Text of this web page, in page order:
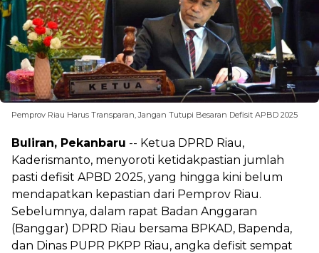
Pemprov Riau Harus Transparan, Jangan Tutupi Besaran Defisit APBD 2025
Buliran, Pekanbaru -- Ketua DPRD Riau,
Kaderismanto, menyoroti ketidakpastian jumlah
pasti defisit APBD 2025, yang hingga kini belum
mendapatkan kepastian dari Pemprov Riau.
Sebelumnya, dalam rapat Badan Anggaran
(Banggar) DPRD Riau bersama BPKAD, Bapenda,
dan Dinas PUPR PKPP Riau, angka defisit sempat